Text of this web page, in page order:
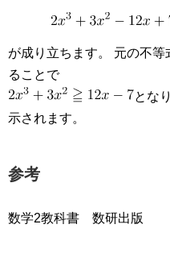
が成り立ちます。 元の不
ることで
とな
示されます。
参考
数学2教科書 数研出版